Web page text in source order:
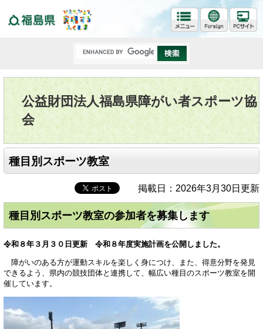
公益財団法人福島県障がい者スポーツ協
会
種目別スポーツ教室
掲載日：2026年3月30日更新
種目別スポーツ教室の参加者を募集します
令和８年３月３０日更新 令和８年度実施計画を公開しました。
障がいのある方が運動スキルを楽しく身につけ、また、得意分野を発見
できるよう、県内の競技団体と連携して、幅広い種目のスポーツ教室を開
催しています。